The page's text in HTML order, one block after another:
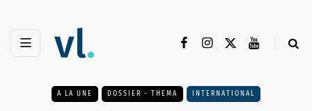
A LA UNE DOSSIER - THEMA INTERNATIONAL